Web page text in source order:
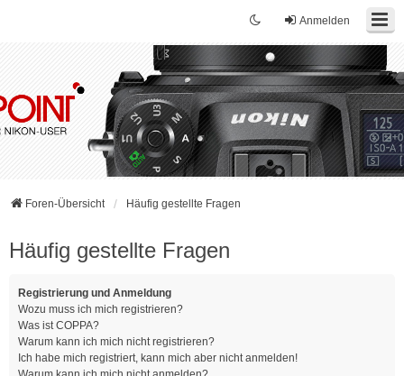
Anmelden
Foren-Übersicht Häufig gestellte Fragen
Häufig gestellte Fragen
Registrierung und Anmeldung
Wozu muss ich mich registrieren?
Was ist COPPA?
Warum kann ich mich nicht registrieren?
Ich habe mich registriert, kann mich aber nicht anmelden!